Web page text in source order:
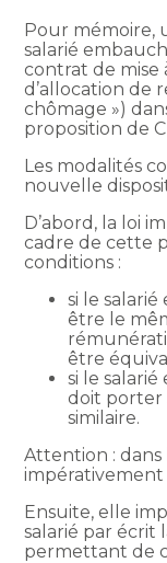
Pour mémoire,
salarié
contrat de mise
d’allocation de
chômage »)
proposition de
Les modalités
nouvelle
D’abord, la loi
cadre de cette
conditions :
si le
être le
être
si le
doit porter
similaire.
Attention : dans
Ensuite, elle
salarié par écrit
permettant de